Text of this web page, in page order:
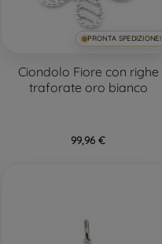
PRONTA SPEDIZIONE!
Ciondolo Fiore con righe
traforate oro bianco
99,96 €